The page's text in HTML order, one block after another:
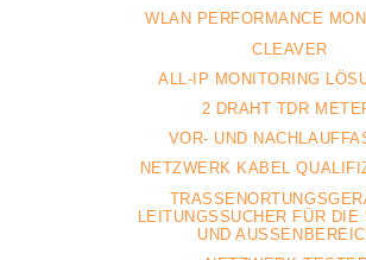
WLAN PERFORMANCE
CLEAVER
ALL-IP MONITORING
2 DRAHT TDR
VOR- UND
NETZWERK KABEL
LEITUNGSSUCHER FÜR DIE
ND AUSSENBEREICH: